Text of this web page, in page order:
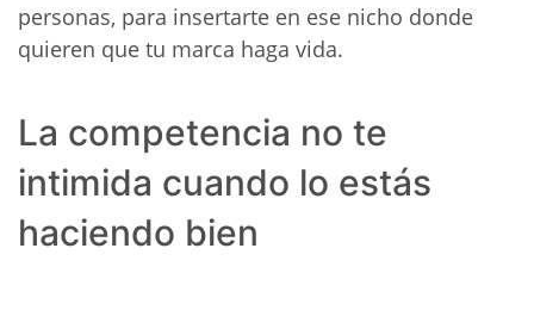
personas, para insertarte en ese nicho donde
quieren que tu marca haga vida.
La competencia no te
intimida cuando lo estás
haciendo bien